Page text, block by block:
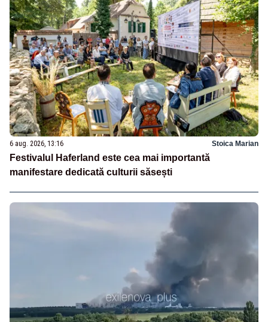
6 aug. 2026, 13:16 Stoica Marian
Festivalul Haferland este cea mai importantă
manifestare dedicată culturii săsești